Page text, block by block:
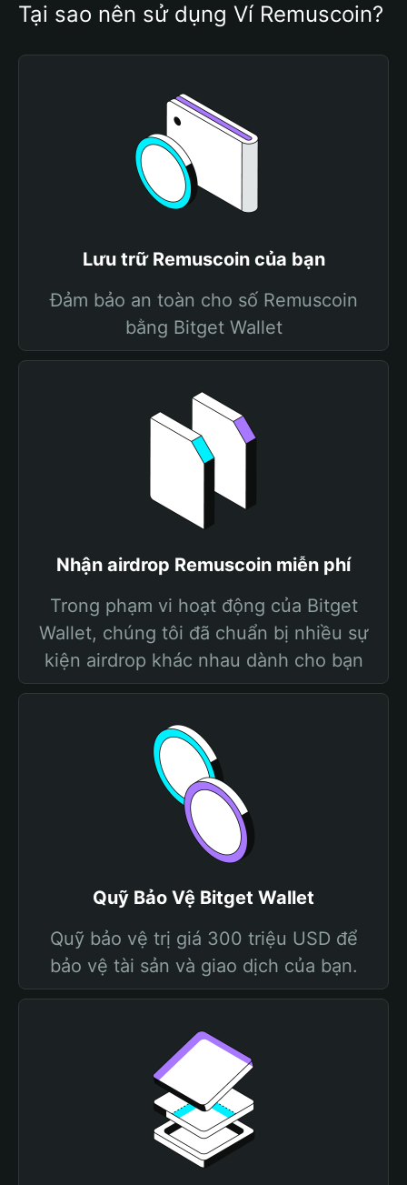
Tại sao nên sử dụng Ví Remuscoin?
Lưu trữ Remuscoin của bạn
Đảm bảo an toàn cho số Remuscoin
bằng Bitget Wallet
Nhận airdrop Remuscoin miễn phí
Trong phạm vi hoạt động của Bitget
Wallet, chúng tôi đã chuẩn bị nhiều sự
kiện airdrop khác nhau dành cho bạn
Quỹ Bảo Vệ Bitget Wallet
Quỹ bảo vệ trị giá 300 triệu USD để
bảo vệ tài sản và giao dịch của bạn.